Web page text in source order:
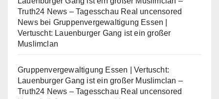
Truth24 News – Tagesschau Real uncensored
Newsbei Gruppenvergewaltigung Essen |
Vertuscht: Lauenburger Gang ist ein großer
Muslimclan
Gruppenvergewaltigung Essen | Vertuscht:
Lauenburger Gang ist ein großer Muslimclan –
Truth24 News – Tagesschau Real uncensored